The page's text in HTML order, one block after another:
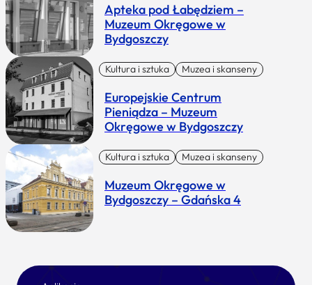
Apteka pod Łabędziem –
Muzeum Okręgowe w
Bydgoszczy
Kultura i sztuka Muzea i skanseny
Europejskie Centrum
Pieniądza – Muzeum
Okręgowe w Bydgoszczy
Kultura i sztuka Muzea i skanseny
Muzeum Okręgowe w
Bydgoszczy – Gdańska 4